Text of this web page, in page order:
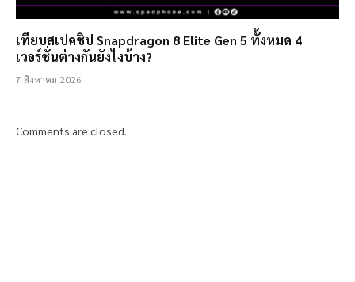
เทียบสเปคชิป Snapdragon 8 Elite Gen 5 ทั้งหมด 4
เวอร์ชั่นต่างกันยังไงบ้าง?
7 สิงหาคม 2026
Comments are closed.